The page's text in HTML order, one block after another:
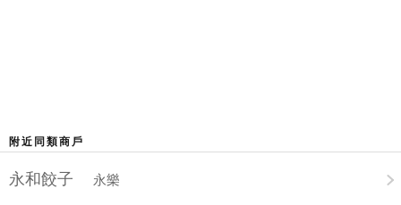
附近同類商戶
永和餃子 永樂